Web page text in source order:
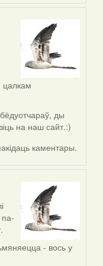
цалкам
ды
на наш сайт.:)
каментары.
- вось у